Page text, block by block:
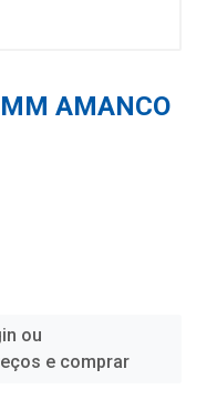
AMANCO
ou
e comprar